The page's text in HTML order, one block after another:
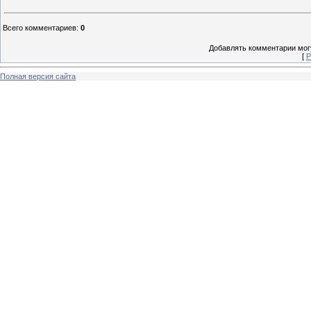
Всего комментариев: 0
Добавлять комментарии
[
Полная версия сайта